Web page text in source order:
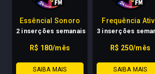
Essêncial Sonoro
2 inserções semanais
R$ 180/mês
SAIBA MAIS
Frequência
3 inserções
R$ 250/mês
SAIBA MAIS